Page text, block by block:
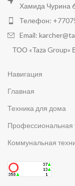
Хамида Чурина
Телефон:
Email:
ТОО «Taza Group»
Навигация
Главная
Техника для дома
Профессиональная
Коммунальная